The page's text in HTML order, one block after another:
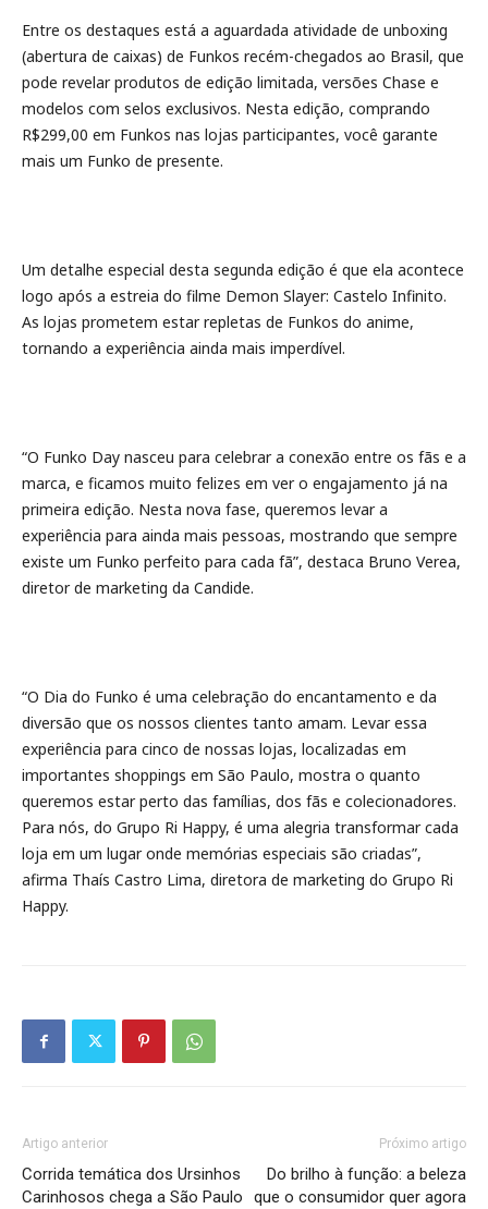
Entre os destaques está a aguardada atividade de unboxing
(abertura de caixas) de Funkos recém-chegados ao Brasil, que
pode revelar produtos de edição limitada, versões Chase e
modelos com selos exclusivos. Nesta edição, comprando
R$299,00 em Funkos nas lojas participantes, você garante
mais um Funko de presente.
Um detalhe especial desta segunda edição é que ela acontece
logo após a estreia do filme Demon Slayer: Castelo Infinito.
As lojas prometem estar repletas de Funkos do anime,
tornando a experiência ainda mais imperdível.
“O Funko Day nasceu para celebrar a conexão entre os fãs e a
marca, e ficamos muito felizes em ver o engajamento já na
primeira edição. Nesta nova fase, queremos levar a
experiência para ainda mais pessoas, mostrando que sempre
existe um Funko perfeito para cada fã”, destaca Bruno Verea,
diretor de marketing da Candide.
“O Dia do Funko é uma celebração do encantamento e da
diversão que os nossos clientes tanto amam. Levar essa
experiência para cinco de nossas lojas, localizadas em
importantes shoppings em São Paulo, mostra o quanto
queremos estar perto das famílias, dos fãs e colecionadores.
Para nós, do Grupo Ri Happy, é uma alegria transformar cada
loja em um lugar onde memórias especiais são criadas”,
afirma Thaís Castro Lima, diretora de marketing do Grupo Ri
Happy.
Artigo anterior
Corrida temática dos Ursinhos
Carinhosos chega a São Paulo
Próximo artigo
Do brilho à função: a beleza
que o consumidor quer agora